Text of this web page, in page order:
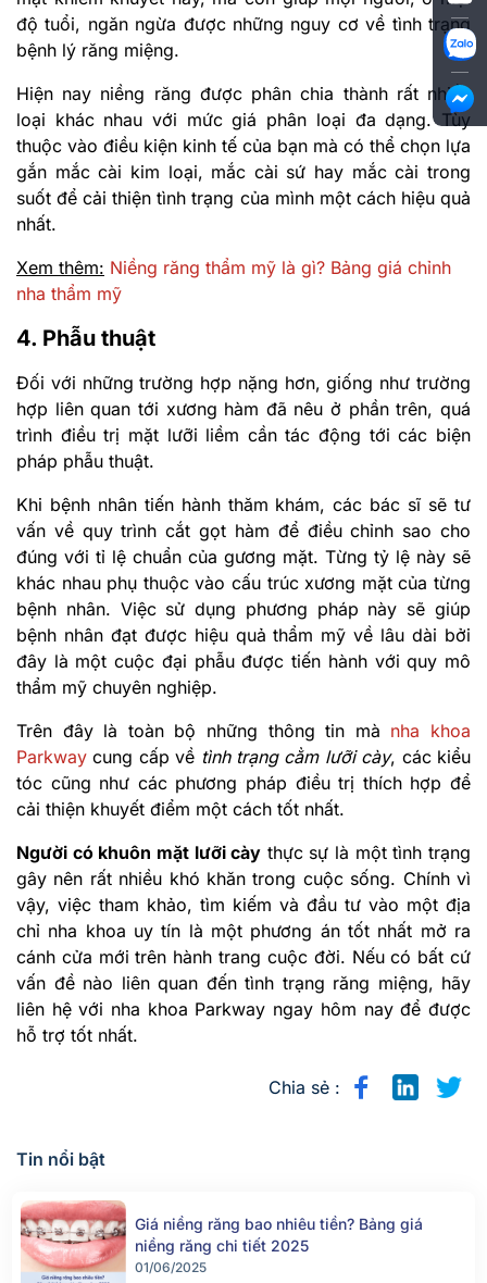
độ tuổi, ngăn ngừa được những nguy cơ về tình trạng
bệnh lý răng miệng.
Hiện nay niềng răng được phân chia thành rất nhiều
loại khác nhau với mức giá phân loại đa dạng. Tùy
thuộc vào điều kiện kinh tế của bạn mà có thể chọn lựa
gắn mắc cài kim loại, mắc cài sứ hay mắc cài trong
suốt để cải thiện tình trạng của mình một cách hiệu quả
nhất.
Xem thêm: Niềng răng thẩm mỹ là gì? Bảng giá chỉnh
nha thẩm mỹ
4. Phẫu thuật
Đối với những trường hợp nặng hơn, giống như trường
hợp liên quan tới xương hàm đã nêu ở phần trên, quá
trình điều trị mặt lưỡi liềm cần tác động tới các biện
pháp phẫu thuật.
Khi bệnh nhân tiến hành thăm khám, các bác sĩ sẽ tư
vấn về quy trình cắt gọt hàm để điều chỉnh sao cho
đúng với tỉ lệ chuẩn của gương mặt. Từng tỷ lệ này sẽ
khác nhau phụ thuộc vào cấu trúc xương mặt của từng
bệnh nhân. Việc sử dụng phương pháp này sẽ giúp
bệnh nhân đạt được hiệu quả thẩm mỹ về lâu dài bởi
đây là một cuộc đại phẫu được tiến hành với quy mô
thẩm mỹ chuyên nghiệp.
Trên đây là toàn bộ những thông tin mà nha khoa
Parkway cung cấp về tình trạng cằm lưỡi cày, các kiểu
tóc cũng như các phương pháp điều trị thích hợp để
cải thiện khuyết điểm một cách tốt nhất.
Người có khuôn mặt lưỡi cày thực sự là một tình trạng
gây nên rất nhiều khó khăn trong cuộc sống. Chính vì
vậy, việc tham khảo, tìm kiếm và đầu tư vào một địa
chỉ nha khoa uy tín là một phương án tốt nhất mở ra
cánh cửa mới trên hành trang cuộc đời. Nếu có bất cứ
vấn đề nào liên quan đến tình trạng răng miệng, hãy
liên hệ với nha khoa Parkway ngay hôm nay để được
hỗ trợ tốt nhất.
Chia sẻ :
Tin nổi bật
Giá niềng răng bao nhiêu tiền? Bảng giá
niềng răng chi tiết 2025
01/06/2025